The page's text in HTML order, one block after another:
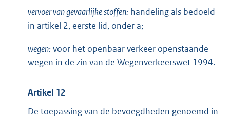
vervoer van gevaarlijke stoffen: handeling als bedoeld
in artikel 2, eerste lid, onder a;
wegen: voor het openbaar verkeer openstaande
wegen in de zin van de Wegenverkeerswet 1994.
Artikel 12
De toepassing van de bevoegdheden genoemd in